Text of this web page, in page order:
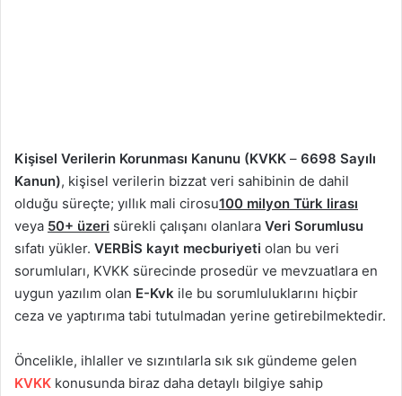
Kişisel Verilerin Korunması Kanunu (KVKK – 6698 Sayılı
Kanun), kişisel verilerin bizzat veri sahibinin de dahil
olduğu süreçte; yıllık mali cirosu100 milyon Türk lirası
veya 50+ üzeri sürekli çalışanı olanlara Veri Sorumlusu
sıfatı yükler. VERBİS kayıt mecburiyeti olan bu veri
sorumluları, KVKK sürecinde prosedür ve mevzuatlara en
uygun yazılım olan E-Kvk ile bu sorumluluklarını hiçbir
ceza ve yaptırıma tabi tutulmadan yerine getirebilmektedir.
Öncelikle, ihlaller ve sızıntılarla sık sık gündeme gelen
KVKK konusunda biraz daha detaylı bilgiye sahip